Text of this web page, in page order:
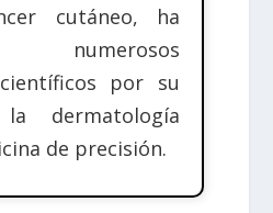
cutáneo, ha
por su
dermatología
de precisión.